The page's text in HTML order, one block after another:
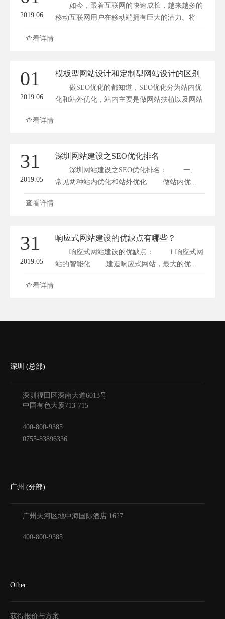
2019.06
如今，跟着互联网的快速成长，越来越多的
移动互联网用户在移动端拥有巨大的潜力。将
来...
查看详情
01
2019.06
模板型网站设计和定制型网站设计的区别
做SEO优化的都知道，SEO优化分为站内优
化和站外优化，站内主要是做网站扶植以及网站
与...
查看详情
31
2019.05
深圳网站建设之SEO优化排名
深圳网站建设之SEO优化排名： 一、
常见两种站内优化和站外优化 做站内优...
查看详情
31
2019.05
响应式网站建设的优缺点有哪些？
响应式网站建设的优缺点： 1.响应式网
站的智能化 建造响应式网站，最大的优...
查看详情
深圳 (总部)
深圳福田区深南大道6013号
中国有色大厦713-715
400-800-9385
0755-83896336
广州 (分部)
广州天河区地中海国际酒店 1627
400-800-9385
Other
获得报价与方案